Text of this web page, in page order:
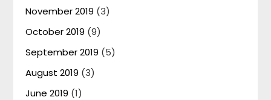
November 2019 (3)
October 2019 (9)
September 2019 (5)
August 2019 (3)
June 2019 (1)